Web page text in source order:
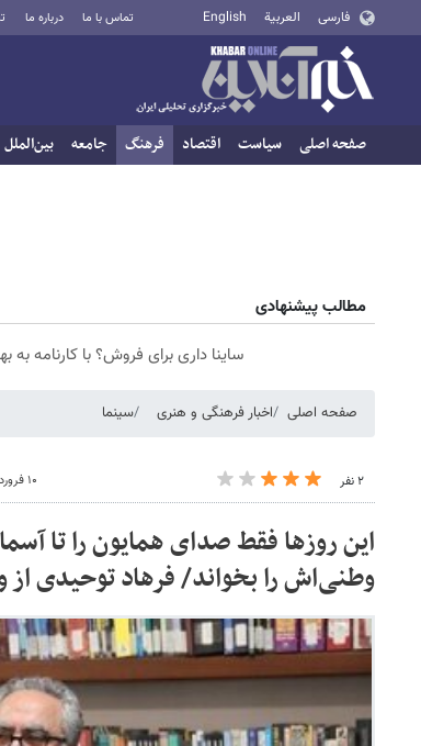
فارسی العربية English تماس با ما درباره ما
صفحه اصلی سیاست اقتصاد فرهنگ جامعه بین‌الملل
مطالب پیشنهادی
ساینا داری برای فروش؟ با کارنامه
صفحه اصلی اخبار فرهنگی و هنری سینما
۲ نفر ۱۰ فروردین ۱۴۰۵ - ۰۹:۳۰
این روزها فقط صدای همایون را تا
وطنی‌اش را بخواند/ فرهاد توحیدی